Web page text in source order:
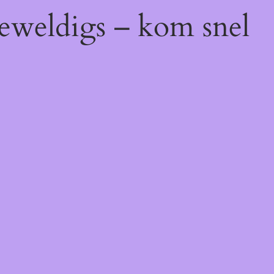
– kom snel